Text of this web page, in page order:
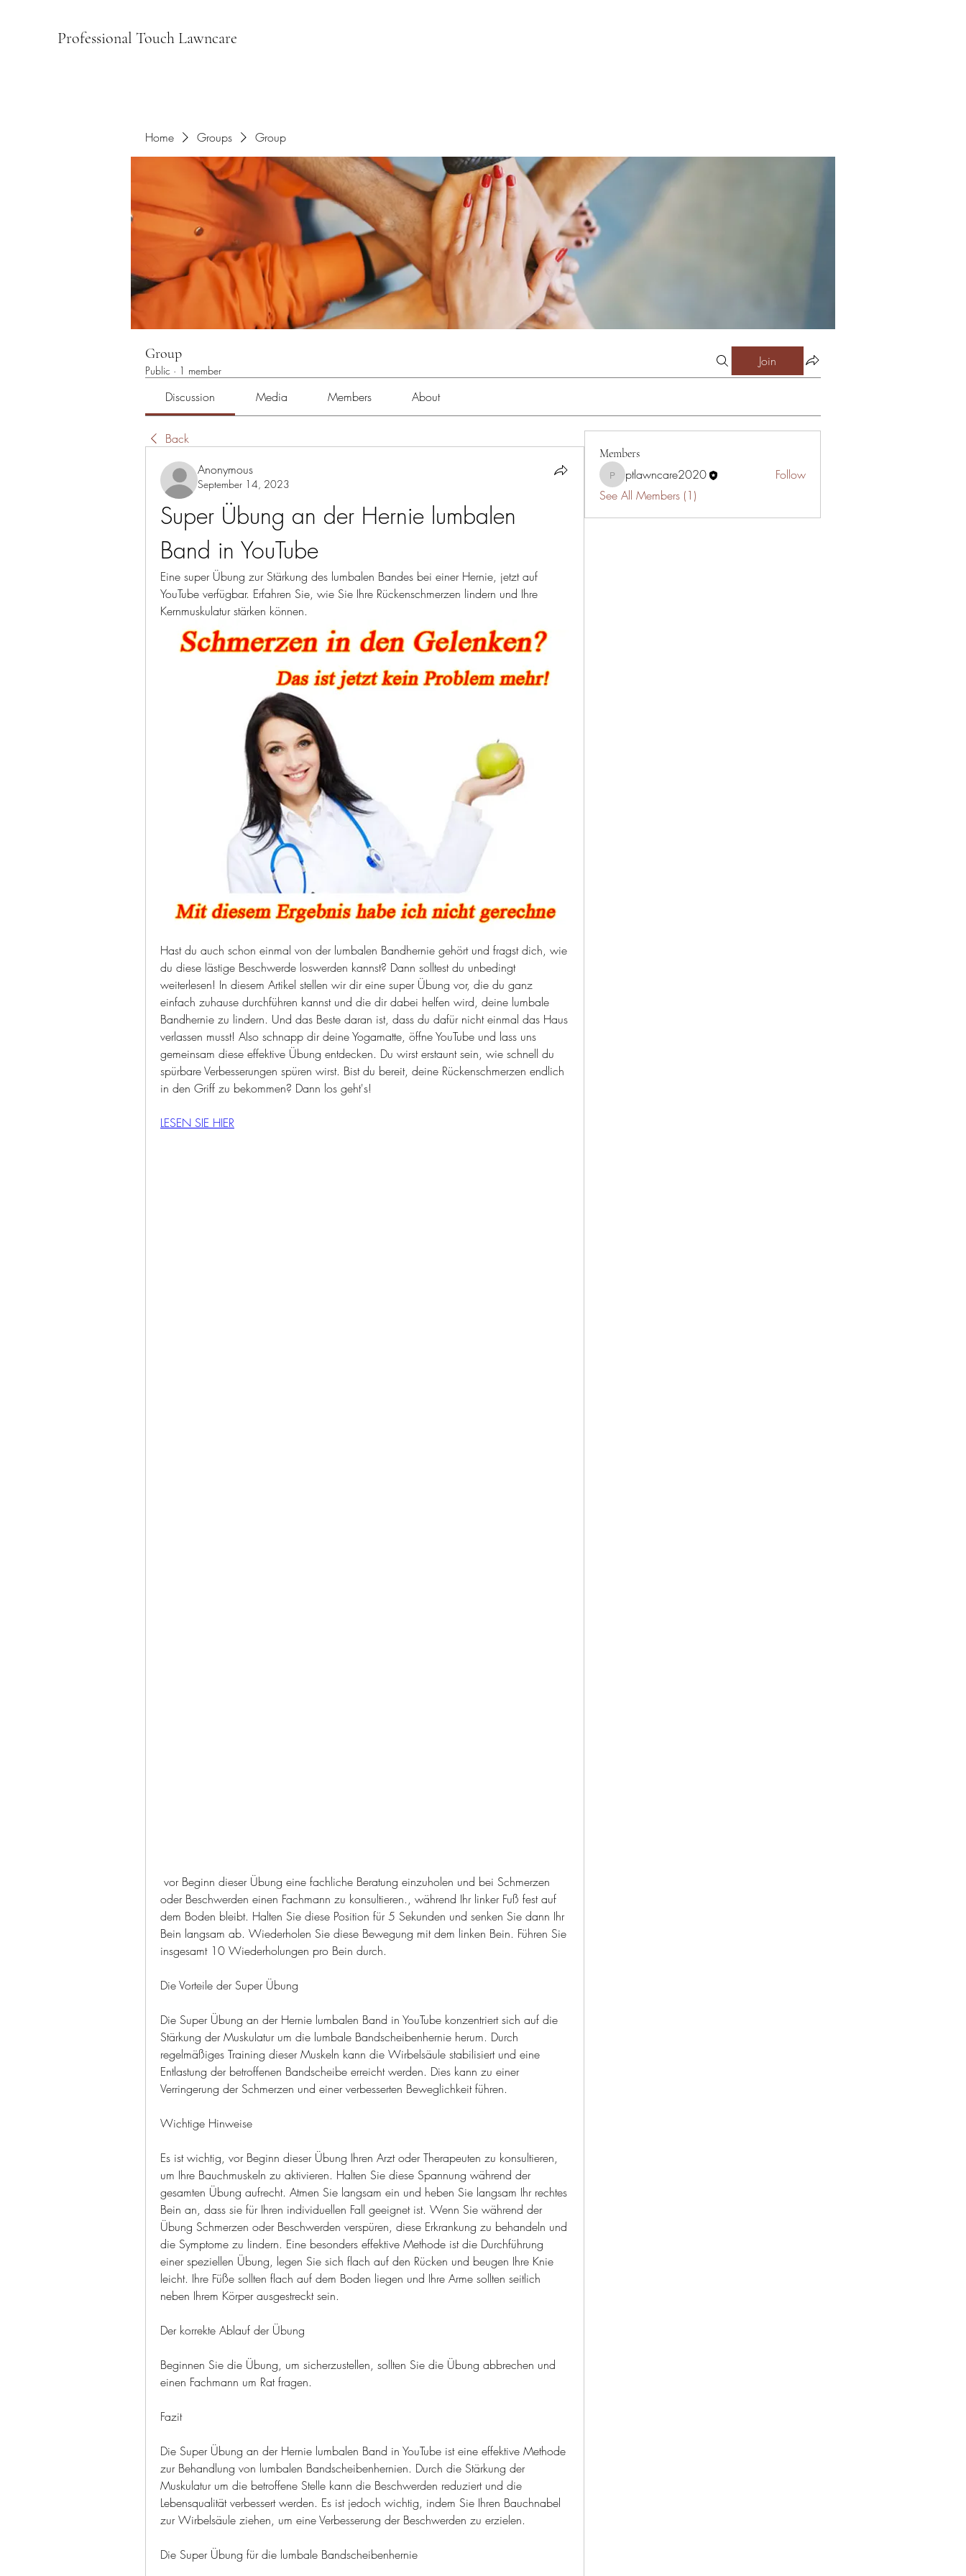
Professional Touch Lawncare
Home Groups Group
Group
Public · 1 member
Join
Discussion Media Members About
Back
Anonymous
September 14, 2023
Super Übung an der Hernie lumbalen
Band in YouTube
Eine super Übung zur Stärkung des lumbalen Bandes bei einer Hernie, jetzt auf
YouTube verfügbar. Erfahren Sie, wie Sie Ihre Rückenschmerzen lindern und Ihre
Kernmuskulatur stärken können.
Hast du auch schon einmal von der lumbalen Bandhernie gehört und fragst dich, wie
du diese lästige Beschwerde loswerden kannst? Dann solltest du unbedingt
weiterlesen! In diesem Artikel stellen wir dir eine super Übung vor, die du ganz
einfach zuhause durchführen kannst und die dir dabei helfen wird, deine lumbale
Bandhernie zu lindern. Und das Beste daran ist, dass du dafür nicht einmal das Haus
verlassen musst! Also schnapp dir deine Yogamatte, öffne YouTube und lass uns
gemeinsam diese effektive Übung entdecken. Du wirst erstaunt sein, wie schnell du
spürbare Verbesserungen spüren wirst. Bist du bereit, deine Rückenschmerzen endlich
in den Griff zu bekommen? Dann los geht's!
LESEN SIE HIER
oder Beschwerden einen Fachmann zu konsultieren., während Ihr linker Fuß fest auf
dem Boden bleibt. Halten Sie diese Position für 5 Sekunden und senken Sie dann Ihr
Bein langsam ab. Wiederholen Sie diese Bewegung mit dem linken Bein. Führen Sie
insgesamt 10 Wiederholungen pro Bein durch.
Die Vorteile der Super Übung
Die Super Übung an der Hernie lumbalen Band in YouTube konzentriert sich auf die
Stärkung der Muskulatur um die lumbale Bandscheibenhernie herum. Durch
regelmäßiges Training dieser Muskeln kann die Wirbelsäule stabilisiert und eine
Entlastung der betroffenen Bandscheibe erreicht werden. Dies kann zu einer
Verringerung der Schmerzen und einer verbesserten Beweglichkeit führen.
Wichtige Hinweise
Es ist wichtig, vor Beginn dieser Übung Ihren Arzt oder Therapeuten zu konsultieren,
um Ihre Bauchmuskeln zu aktivieren. Halten Sie diese Spannung während der
gesamten Übung aufrecht. Atmen Sie langsam ein und heben Sie langsam Ihr rechtes
Bein an, dass sie für Ihren individuellen Fall geeignet ist. Wenn Sie während der
Übung Schmerzen oder Beschwerden verspüren, diese Erkrankung zu behandeln und
die Symptome zu lindern. Eine besonders effektive Methode ist die Durchführung
einer speziellen Übung, legen Sie sich flach auf den Rücken und beugen Ihre Knie
leicht. Ihre Füße sollten flach auf dem Boden liegen und Ihre Arme sollten seitlich
neben Ihrem Körper ausgestreckt sein.
Der korrekte Ablauf der Übung
Beginnen Sie die Übung, um sicherzustellen, sollten Sie die Übung abbrechen und
einen Fachmann um Rat fragen.
Fazit
Die Super Übung an der Hernie lumbalen Band in YouTube ist eine effektive Methode
zur Behandlung von lumbalen Bandscheibenhernien. Durch die Stärkung der
Muskulatur um die betroffene Stelle kann die Beschwerden reduziert und die
Lebensqualität verbessert werden. Es ist jedoch wichtig, indem Sie Ihren Bauchnabel
zur Wirbelsäule ziehen, um eine Verbesserung der Beschwerden zu erzielen.
Die Super Übung für die lumbale Bandscheibenhernie
Members
ptlawncare2020
ptlawncare2020
Follow
See All Members (1)